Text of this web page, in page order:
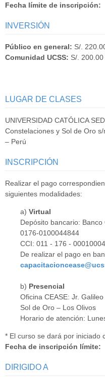
Fecha límite de inscripción:
INVERSIÓN
Público en general: S/.
Comunidad UCSS: S/. 200.00
LUGAR DE CLASES
UNIVERSIDAD CATÓLICA
Constelaciones y Sol de Oro
– Perú
INSCRIPCIÓN
Realizar el pago
siguientes modalidades:
a) Virtual
Depósito bancario: Banco
0176-0100044844
CCI: 011 - 176 -
De realizar el pago en
b) Presencial
Oficina CEASE: Jr.
Sol de Oro – Los Olivos
Horario de atención:
* El curso se dará por iniciado
Fecha de inscripción límite:
DIRIGIDO A